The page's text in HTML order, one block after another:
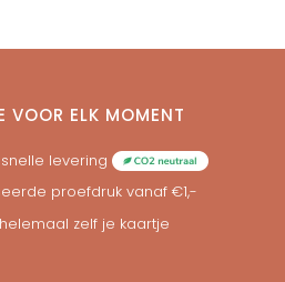
VOOR ELK MOMENT
levering
proefdruk vanaf €1,-
zelf je kaartje